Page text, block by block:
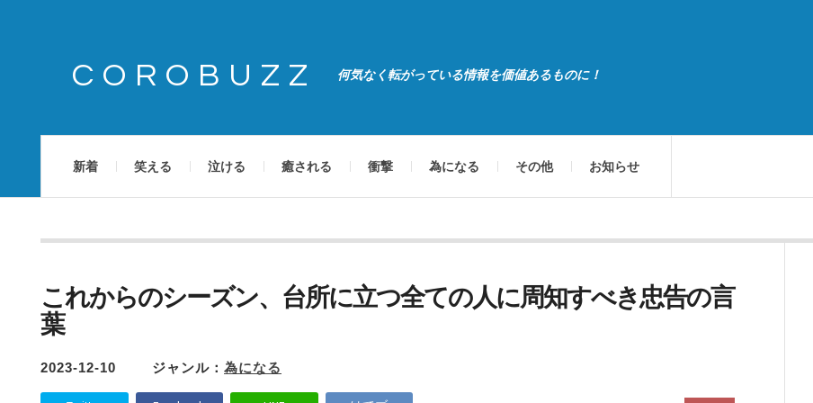
COROBUZZ 何気なく転がっている情報を価値あるものに！
新着 笑える 泣ける 癒される 衝撃 為になる その他 お知らせ
これからのシーズン、台所に立つ全ての人に周知すべき忠告の言
葉
2023-12-10 ジャンル： 為になる